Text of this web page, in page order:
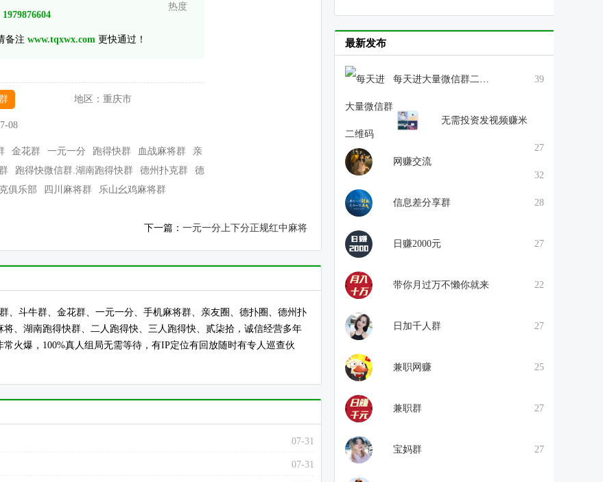
1979876604
备注 www.tqxwx.com 更快通过！
热度
地区： 重庆市
08
金花群 一元一分 跑得快群 血战麻将群
亲
跑得快微信群.湖南跑得快群 德州扑克群
德
俱乐部 四川麻将群 乐山幺鸡麻将群
下一篇： 一元一分上下分正规红中麻将
、斗牛群、金花群、一元一分、手机麻将群、亲友圈、德扑圈、德州扑
、湖南跑得快群、二人跑得快、三人跑得快、贰柒拾，诚信经营多年
火爆，100%真人组局无需等待，有IP定位有回放随时有专人巡查伙
07-31
07-31
最新发布
每天进大量微信群二维码 39
无需投资发视频赚米
27
网赚交流
32
信息差分享群 28
日赚2000元 27
带你月过万不懒你就来 22
日加千人群 27
兼职网赚 25
兼职群 27
宝妈群 27